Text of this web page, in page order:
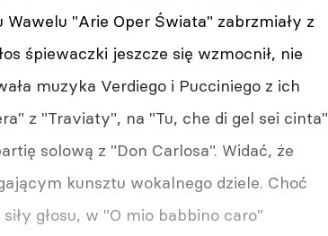
"Arie Oper Świata" zabrzmiały z
śpiewaczki jeszcze się wzmocnił, nie
muzyka Verdiego i Pucciniego z ich
z "Traviaty", na "Tu, che di gel sei cinta"
solową z "Don Carlosa". Widać, że
kunsztu wokalnego dziele. Choć
głosu, w "O mio babbino caro"